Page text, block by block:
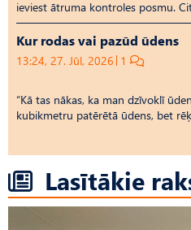
ieviest ātruma kontroles posmu.
Kur rodas vai pazūd ūdens
13:24, 27. Jūl, 2026 1
“Kā tas nākas, ka man dzīvoklī
kubikmetru patērētā ūdens, bet
Lasītākie